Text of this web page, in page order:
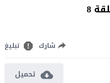
8
شارك تبليغ
تحميل